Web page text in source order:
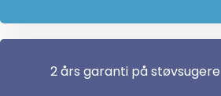
2 års garanti på støvsugere